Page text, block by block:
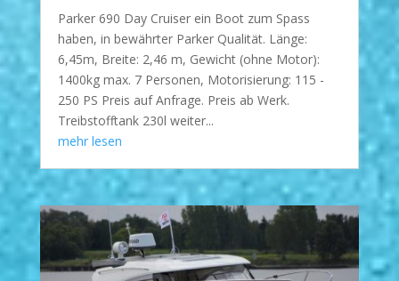
Parker 690 Day Cruiser ein Boot zum Spass
haben, in bewährter Parker Qualität. Länge:
6,45m, Breite: 2,46 m, Gewicht (ohne Motor):
1400kg max. 7 Personen, Motorisierung: 115 -
250 PS Preis auf Anfrage. Preis ab Werk.
Treibstofftank 230l weiter...
mehr lesen